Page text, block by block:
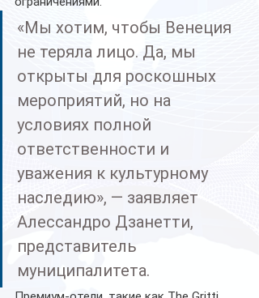
«Мы хотим, чтобы Венеция
не теряла лицо. Да, мы
открыты для роскошных
мероприятий, но на
условиях полной
ответственности и
уважения к культурному
наследию», — заявляет
Алессандро Дзанетти,
представитель
муниципалитета.